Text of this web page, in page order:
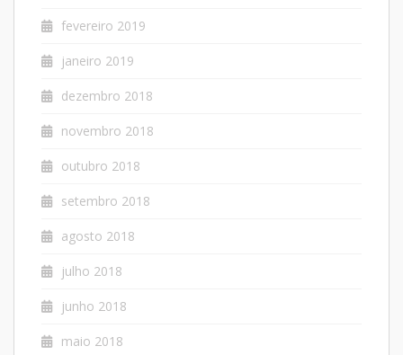
fevereiro 2019
janeiro 2019
dezembro 2018
novembro 2018
outubro 2018
setembro 2018
agosto 2018
julho 2018
junho 2018
maio 2018